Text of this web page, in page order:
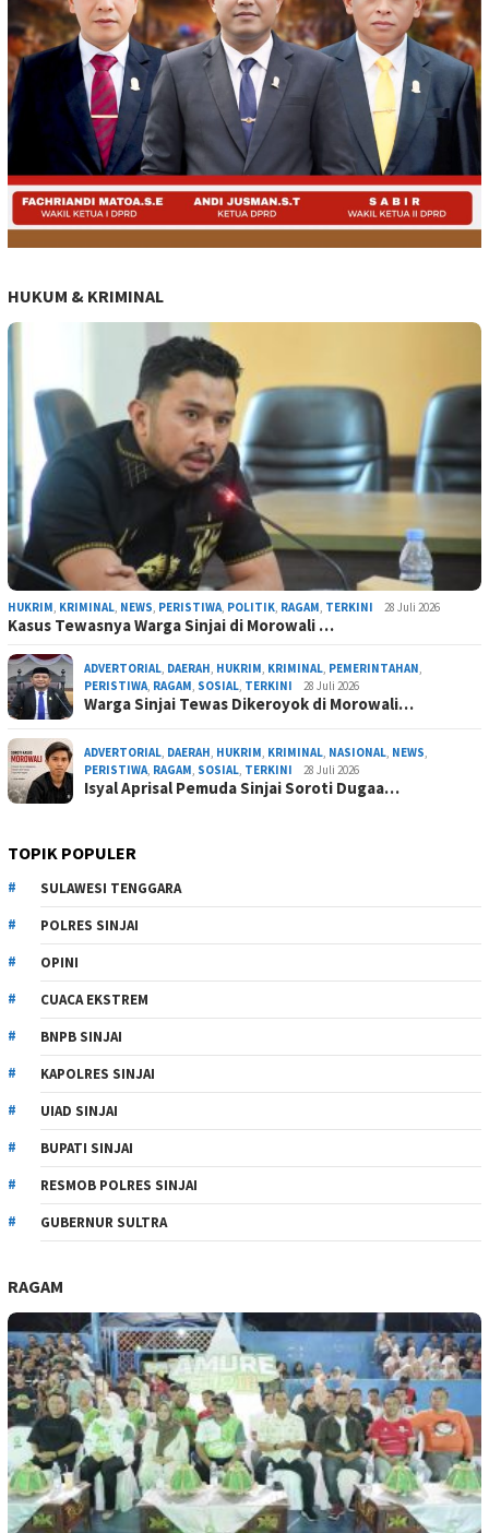
HUKUM & KRIMINAL
HUKRIM, KRIMINAL, NEWS, PERISTIWA, POLITIK, RAGAM, TERKINI 28 Juli 2026
Kasus Tewasnya Warga Sinjai di Morowali …
ADVERTORIAL, DAERAH, HUKRIM, KRIMINAL, PEMERINTAHAN,
PERISTIWA, RAGAM, SOSIAL, TERKINI 28 Juli 2026
Warga Sinjai Tewas Dikeroyok di Morowali…
ADVERTORIAL, DAERAH, HUKRIM, KRIMINAL, NASIONAL, NEWS,
PERISTIWA, RAGAM, SOSIAL, TERKINI 28 Juli 2026
Isyal Aprisal Pemuda Sinjai Soroti Dugaa…
TOPIK POPULER
SULAWESI TENGGARA
POLRES SINJAI
OPINI
CUACA EKSTREM
BNPB SINJAI
KAPOLRES SINJAI
UIAD SINJAI
BUPATI SINJAI
RESMOB POLRES SINJAI
GUBERNUR SULTRA
RAGAM